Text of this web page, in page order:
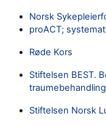
Norsk
proACT;
Røde Kors
Stiftelsen BEST.
traumebehandling
Stiftelsen Norsk